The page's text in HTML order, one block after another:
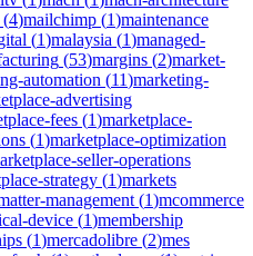
(4)mailchimp (1)maintenance
(1)malaysia (1)managed-
(53)margins (2)market-
automation (11)marketing-
advertising
fees (1)marketplace-
(1)marketplace-optimization
seller-operations
strategy (1)markets
management (1)mcommerce
device (1)membership
(1)mercadolibre (2)mes